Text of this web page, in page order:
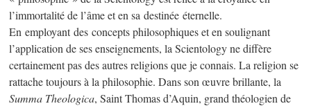
l’immortalité de l’âme et en sa destinée éternelle.
En employant des concepts philosophiques et en soulignant
l’application de ses enseignements, la Scientology ne diffère
certainement pas des autres religions que je connais. La religion se
rattache toujours à la philosophie. Dans son œuvre brillante, la
Summa Theologica, Saint Thomas d’Aquin, grand théologien de